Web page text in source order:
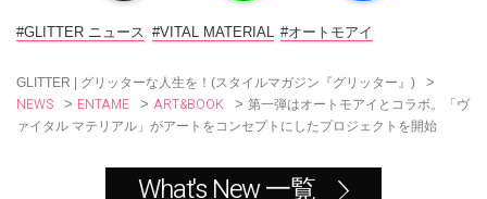
#GLITTER ニュース #VITAL MATERIAL #オートモアイ
GLITTER | グリッターな人生を！(スタイルマガジン『グリッター』) >
NEWS > ENTAME > ART&BOOK > 第一弾はオートモアイとコラボ。「ヴ
ァイタル マテリアル」がアートをコンセプトにしたプロジェクトを開始
What's New 一覧